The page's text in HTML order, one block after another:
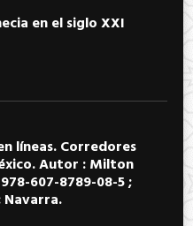
en el siglo XXI
líneas. Corredores
Autor : Milton
607-8789-08-5 ;
Navarra.